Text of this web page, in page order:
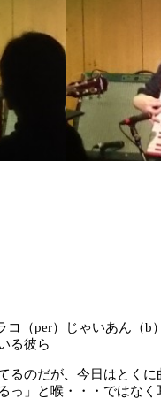
コ（per）じゃいあん（
る彼ら
るのだが、今日はとく
っ」と喉・・・ではなく